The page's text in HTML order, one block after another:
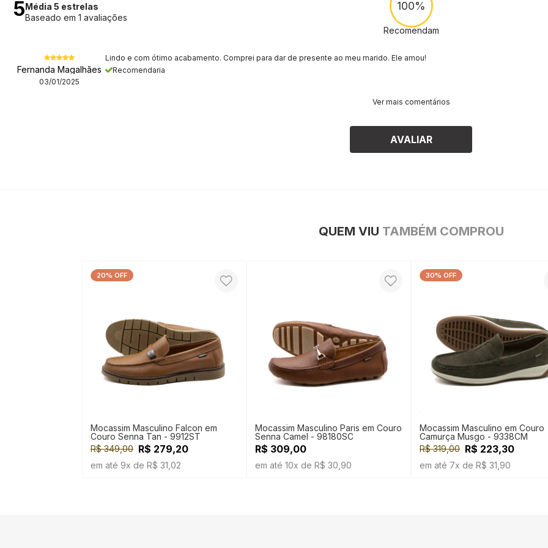
5Média 5 estrelas
Baseado em 1 avaliações
100%
Recomendam
Fernanda Magalhães
03/01/2025
Lindo e com ótimo acabamento. Comprei para dar de presente ao meu marido. Ele amou!
Recomendaria
Ver mais comentários
AVALIAR
QUEM VIU TAMBÉM COMPROU
20% OFF
Mocassim Masculino Falcon em
Couro Senna Tan - 9912ST
R$ 349,00 R$ 279,20
em até 9x de R$ 31,02
Mocassim Masculino Paris em Couro
Senna Camel - 98180SC
R$ 309,00
em até 10x de R$ 30,90
30% OFF
Mocassim Masculino em Couro
Camurça Musgo - 9338CM
R$ 319,00 R$ 223,30
em até 7x de R$ 31,90